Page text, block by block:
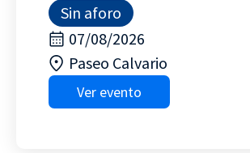
Sin aforo
07/08/2026
Paseo Calvario
Ver evento